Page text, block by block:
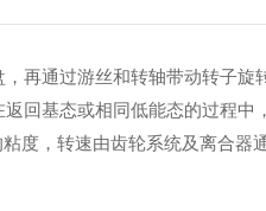
再通过游丝和转轴带动转子
回基态或相同低能态的过程
，转速由齿轮系统及离合器